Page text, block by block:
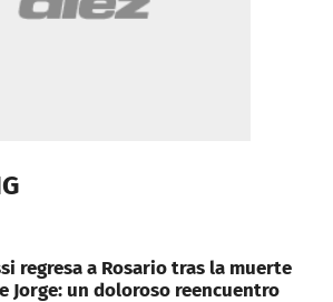
regresa a Rosario tras la muerte
Jorge: un doloroso reencuentro